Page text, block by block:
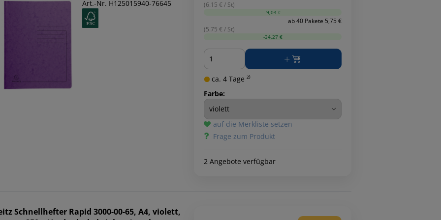
Art.-Nr. H125015940-76645
(6.15 € / St)
-9,04 €
ab 40 Pakete 5,75 €
(5.75 € / St)
-34,27 €
Menge
ca. 4 Tage ²⁾
Farbe:
auf die Merkliste setzen
Frage zum Produkt
2 Angebote verfügbar
Schnellhefter Rapid 3000-00-65, A4, violett,